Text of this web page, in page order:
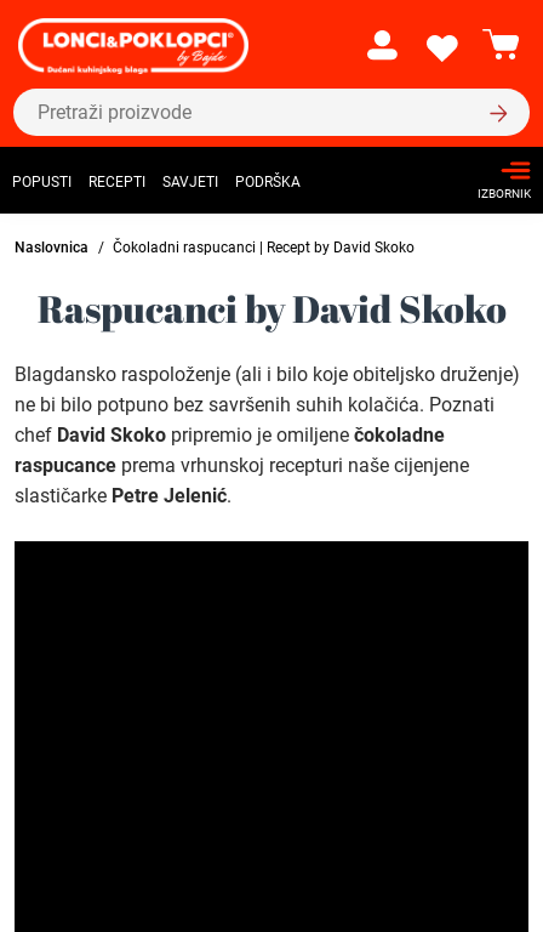
POPUSTI RECEPTI SAVJETI PODRŠKA
IZBORNIK
Naslovnica Čokoladni raspucanci | Recept by David Skoko
Raspucanci by David Skoko
Blagdansko raspoloženje (ali i bilo koje obiteljsko druženje)
ne bi bilo potpuno bez savršenih suhih kolačića. Poznati
chef David Skoko pripremio je omiljene čokoladne
raspucance prema vrhunskoj recepturi naše cijenjene
slastičarke Petre Jelenić.